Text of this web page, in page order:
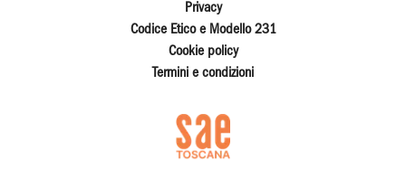
Privacy
Codice Etico e Modello 231
Cookie policy
Termini e condizioni